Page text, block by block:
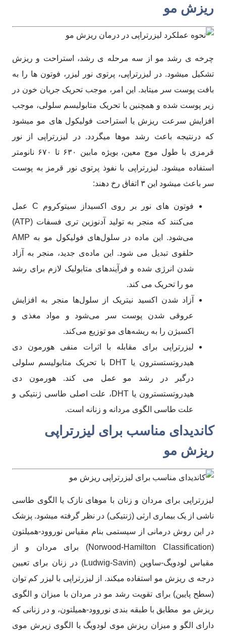
ریزش مو
چرخه ی رشد مو از سه مرحله ی رشد، استراحت و ریزش
تشکیل میشود. در لیزرتراپی، پرتوی نور لیزر، فوتون ها را به
بافت پوست سر میتابد. این امر، موجب تحریک جریان خون در
زیر پوست شده و همچنین با تحریک متابولیسم سلولی، موجب
افزایش سرعت ریزش یا استراحت فولیکول های مو میشود
که درنتیجه باعث رشد موها میگردد. در لیزرتراپی از نور
قرمزی با طول موج معین، بویژه مابین ۶۳۰ تا ۶۷۰ نانومتر
استفاده میشود. لیزرتراپی با نفوذ پرتوی نور قرمز به پوست
سر باعث میشود این ۳ اتفاق رخ دهند:
فوتون های نور بر روی اکسیداز سیتوکروم C عمل
می‌کنند که منجر به تولید آدنوزین تری فسفات (ATP)
می‌شود. این ماده در سلول‌های فولیکول مو به AMP
حلقوی تبدیل می شود. این ماده‌ی جدید، منجر به آزاد
شدن انرژی شده و فرآیندهای متابولیک لازم برای رشد
مو را تحریک می کند.
آزاد شدن اکسید نیتریک از سلول‌ها منجر به افزایش
عروقی شدن پوست سر می‌شود و مواد مغذی و
اکسیژن را به ریشه‌های مو توزیع می‌کند.
لیزرتراپی برای مقابله با اثرات منفی هورمون دی
هیدروتستسترون یا DHT با تحریک متابولیسم سلولی
درگیر در رشد مو عمل می کند. هورمون دی
هیدروتستسترون یا DHT، علت اصلی طاسی ژنتیکی و
علت طاسی الگوی مردانه و زنانه است.
کاندیدای مناسب برای لیزرتراپی
ریزش مو
لیزرتراپی برای مردان و زنان با موهای نازک یا الگوی طاسی
ناشی از یک بیماری ارثی (ژنتیکی) در نظر گرفته میشود. پزشک
در این روش درمانی از سیستمی بنام مقیاس نوروود-همیلتون
(Norwood-Hamilton Classification) برای مردان و از
مقیاس لودویگ-ساوین (Ludwig-Savin) در زنان برای تعیین
درجه ی ریزش مو استفاده میکند. از لیزرتراپی با لیزر کم توان
(سطح پایین) برای تقویت رشد مو در مردان با میزان و الگوی
ریزش مو مطابق با طبقه بندی نوروود-همیلتون، و در زنانی که
دارای الگو و میزان ریزش موی لودویگ یا الگوی زیرش موی